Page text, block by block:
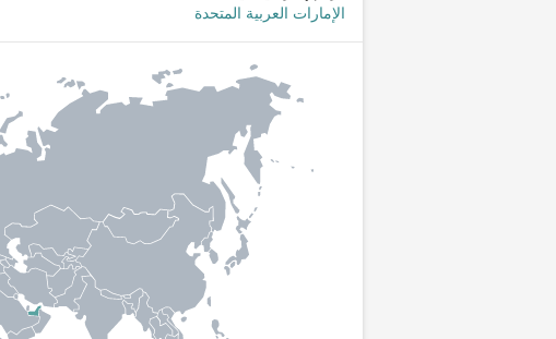
الإمارات العربية المتحدة